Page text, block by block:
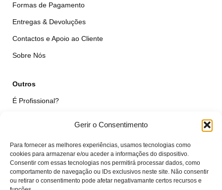
Gerir o Consentimento
Para fornecer as melhores experiências, usamos tecnologias como
cookies para armazenar e/ou aceder a informações do dispositivo.
Consentir com essas tecnologias nos permitirá processar dados, como
comportamento de navegação ou IDs exclusivos neste site. Não consentir
ou retirar o consentimento pode afetar negativamante certos recursos e
Formas de Pagamento
Entregas & Devoluções
Contactos e Apoio ao Cliente
Sobre Nós
Outros
É Profissional?
Qualidade das Peças
Minha Conta